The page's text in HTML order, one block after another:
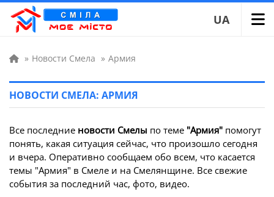
UA
» Новости Смела » Армия
НОВОСТИ СМЕЛА: АРМИЯ
Все последние новости Смелы по теме "Армия" помогут
понять, какая ситуация сейчас, что произошло сегодня
и вчера. Оперативно сообщаем обо всем, что касается
темы "Армия" в Смеле и на Смелянщине. Все свежие
события за последний час, фото, видео.